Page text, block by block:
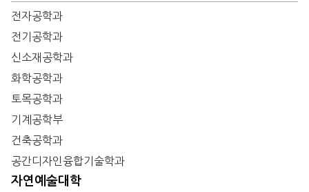
전자공학과
전기공학과
신소재공학과
화학공학과
토목공학과
기계공학부
건축공학과
공간디자인융합기술학과
자연예술대학